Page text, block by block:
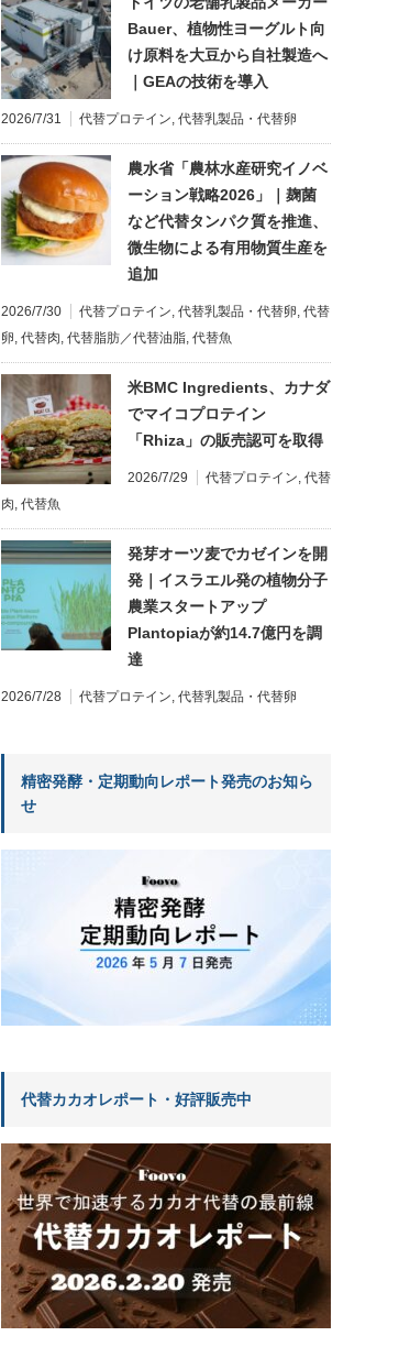
Bauer、植物性ヨーグルト向
け原料を大豆から自社製造へ
｜GEAの技術を導入
2026/7/31 代替プロテイン 代替乳製品・代替卵
農水省「農林水産研究イノベ
ーション戦略2026」｜麹菌
など代替タンパク質を推進、
微生物による有用物質生産を
追加
2026/7/30 代替プロテイン 代替乳製品・代替卵 代替
卵 代替肉 代替脂肪／代替油脂 代替魚
米BMC Ingredients、カナダ
でマイコプロテイン
「Rhiza」の販売認可を取得
2026/7/29 代替プロテイン 代替
肉 代替魚
発芽オーツ麦でカゼインを開
発｜イスラエル発の植物分子
農業スタートアップ
Plantopiaが約14.7億円を調
達
2026/7/28 代替プロテイン 代替乳製品・代替卵
精密発酵・定期動向レポート発売のお知ら
せ
代替カカオレポート・好評販売中